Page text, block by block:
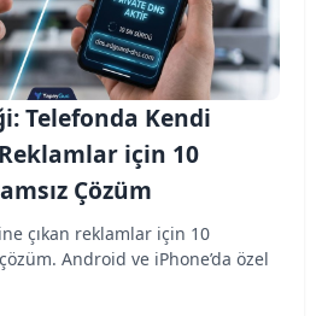
Telefonda Kendi
için 10
Çözüm
çıkan reklamlar için 10
Android ve iPhone’da özel